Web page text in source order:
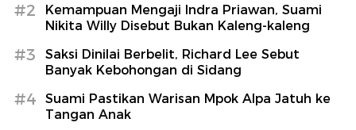
#2
Kemampuan Mengaji Indra Priawan, Suami
Nikita Willy Disebut Bukan Kaleng-kaleng
#3
Saksi Dinilai Berbelit, Richard Lee Sebut
Banyak Kebohongan di Sidang
#4
Suami Pastikan Warisan Mpok Alpa Jatuh ke
Tangan Anak